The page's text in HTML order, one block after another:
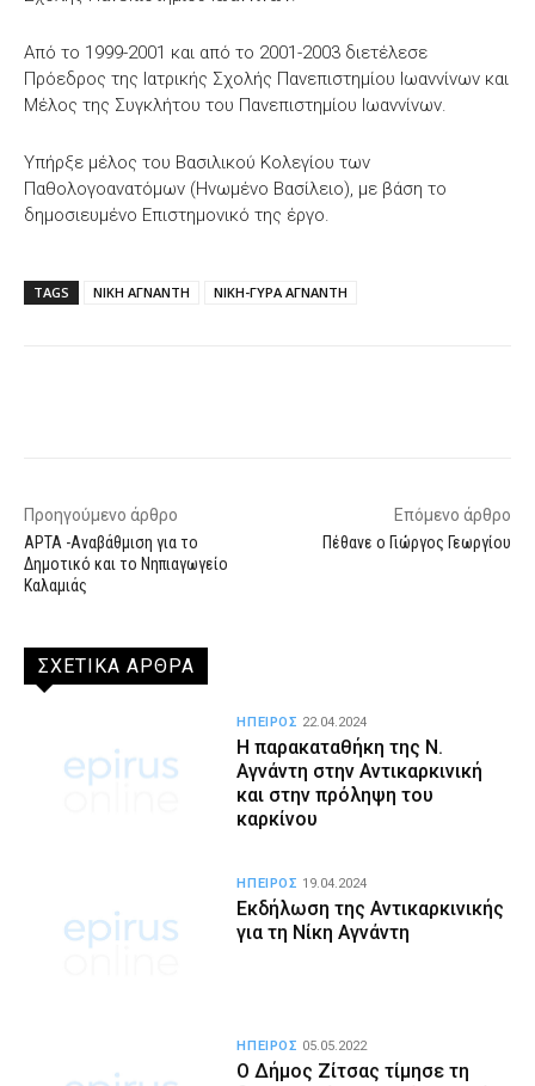
Από το 1999-2001 και από το 2001-2003 διετέλεσε
Πρόεδρος της Ιατρικής Σχολής Πανεπιστημίου Ιωαννίνων και
Μέλος της Συγκλήτου του Πανεπιστημίου Ιωαννίνων.
Υπήρξε μέλος του Βασιλικού Κολεγίου των
Παθολογοανατόμων (Ηνωμένο Βασίλειο), με βάση το
δημοσιευμένο Επιστημονικό της έργο.
TAGS ΝΙΚΗ ΑΓΝΑΝΤΗ ΝΙΚΗ-ΓΥΡΑ ΑΓΝΑΝΤΗ
Προηγούμενο άρθρο
ΑΡΤΑ -Αναβάθμιση για το
Δημοτικό και το Νηπιαγωγείο
Καλαμιάς
Επόμενο άρθρο
Πέθανε ο Γιώργος Γεωργίου
ΣΧΕΤΙΚΑ ΑΡΘΡΑ
Η παρακαταθήκη της Ν.
Αγνάντη στην Αντικαρκινική
και στην πρόληψη του
καρκίνου
ΗΠΕΙΡΟΣ 22.04.2024
Εκδήλωση της Αντικαρκινικής
για τη Νίκη Αγνάντη
ΗΠΕΙΡΟΣ 19.04.2024
Ο Δήμος Ζίτσας τίμησε τη
ΗΠΕΙΡΟΣ 05.05.2022